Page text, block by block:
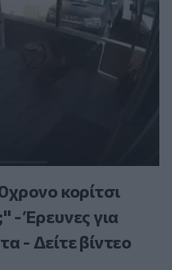
κορίτσι
- Έρευνες για
- Δείτε βίντεο